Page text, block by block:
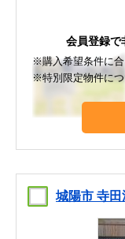
会員登録で
※購入希望条件に合
※特別限定物件につ
城陽市 寺